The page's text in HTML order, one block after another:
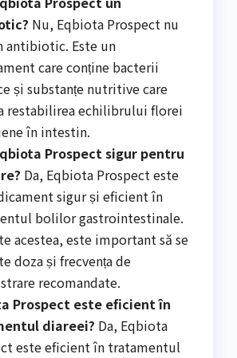
Nu, Eqbiota Prospect nu
antibiotic. Este un
care conține bacterii
și substanțe nutritive care
restabilirea echilibrului florei
în intestin.
Prospect sigur pentru
Da, Eqbiota Prospect este
sigur și eficient în
bolilor gastrointestinale.
acestea, este important să se
doza și frecvența de
recomandate.
Prospect este eficient în
diareei? Da, Eqbiota
este eficient în tratamentul